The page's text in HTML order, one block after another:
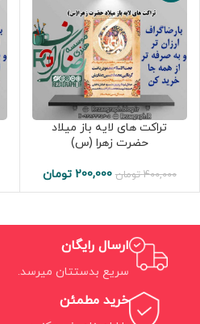
تراکت های لایه باز میلاد
حضرت زهرا (س)
400,000 تومان 200,000 تومان
ارسال رایگان
سریع بدستتان میرسد.
خرید مطمئن